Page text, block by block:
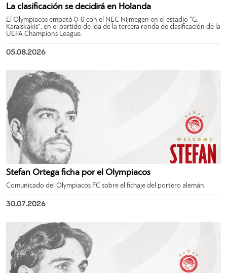
La clasificación se decidirá en Holanda
El Olympiacos empató 0-0 con el NEC Nijmegen en el estadio “G.
Karaiskakis”, en el partido de ida de la tercera ronda de clasificación de la
UEFA Champions League.
05.08.2026
Stefan Ortega ficha por el Olympiacos
Comunicado del Olympiacos FC sobre el fichaje del portero alemán.
30.07.2026